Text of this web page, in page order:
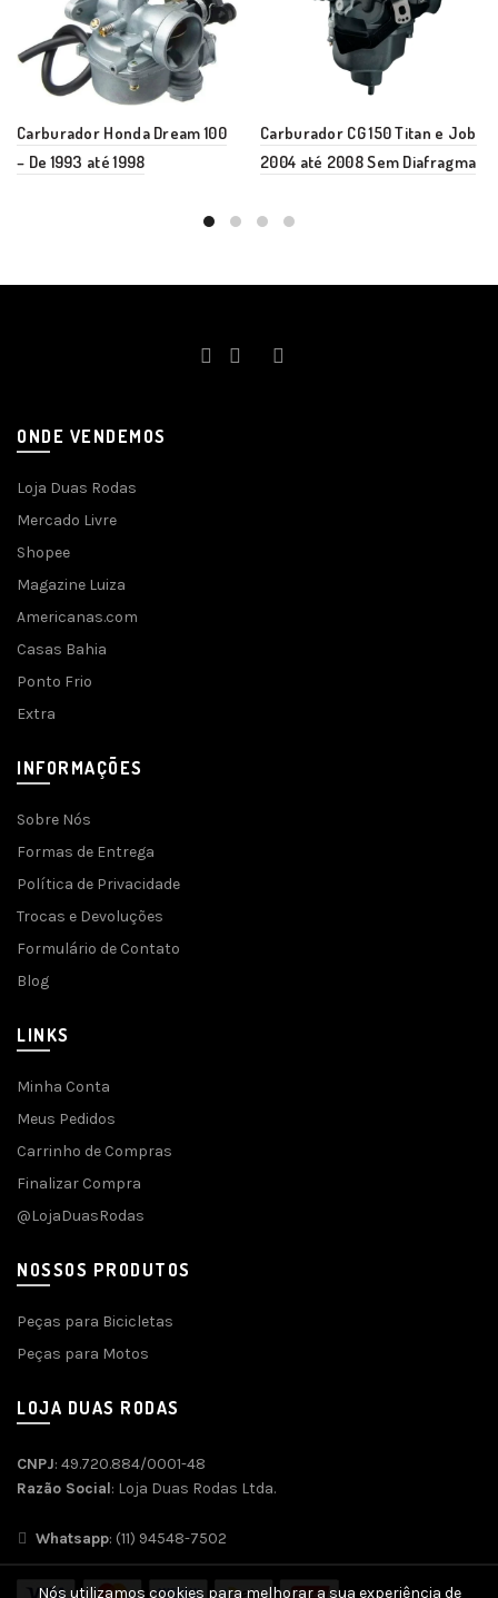
Carburador Honda Dream 100
– De 1993 até 1998
Carburador CG 150 Titan e Job
2004 até 2008 Sem Diafragma
ONDE VENDEMOS
Loja Duas Rodas
Mercado Livre
Shopee
Magazine Luiza
Americanas.com
Casas Bahia
Ponto Frio
Extra
INFORMAÇÕES
Sobre Nós
Formas de Entrega
Política de Privacidade
Trocas e Devoluções
Formulário de Contato
Blog
LINKS
Minha Conta
Meus Pedidos
Carrinho de Compras
Finalizar Compra
@LojaDuasRodas
NOSSOS PRODUTOS
Peças para Bicicletas
Peças para Motos
LOJA DUAS RODAS
CNPJ: 49.720.884/0001-48
Razão Social: Loja Duas Rodas Ltda.
Whatsapp: (11) 94548-7502
Nós utilizamos cookies para melhorar a sua experiência de